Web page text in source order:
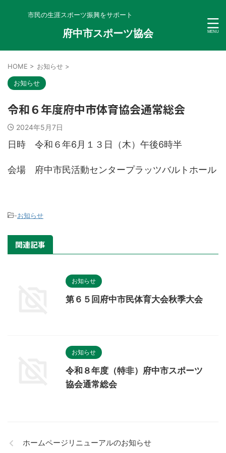
市民の生涯スポーツ振興をサポート
府中市スポーツ協会
HOME > お知らせ >
お知らせ
令和６年度府中市体育協会通常総会
2024年5月7日
日時 令和６年6月１３日（木）午後6時半
会場 府中市民活動センタープラッツバルトホール
-お知らせ
関連記事
お知らせ
第６５回府中市民体育大会秋季大会
お知らせ
令和８年度（特非）府中市スポーツ
協会通常総会
ホームページリニューアルのお知らせ